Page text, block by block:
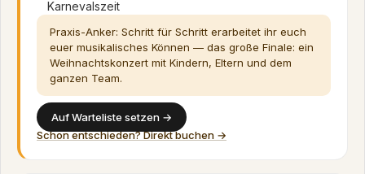
Karnevalszeit
Praxis-Anker: Schritt für Schritt erarbeitet ihr euch
euer musikalisches Können — das große Finale: ein
Weihnachtskonzert mit Kindern, Eltern und dem
ganzen Team.
Auf Warteliste setzen →
Schon entschieden? Direkt buchen →